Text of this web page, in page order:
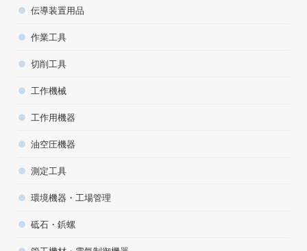
伝導装置用品
作業工具
切削工具
工作機械
工作用機器
油空圧機器
測定工具
環境機器・工場管理
砥石・鋲螺